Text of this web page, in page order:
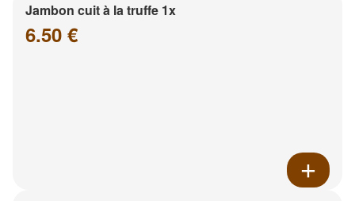
Jambon cuit à la truffe 1x
6.50 €